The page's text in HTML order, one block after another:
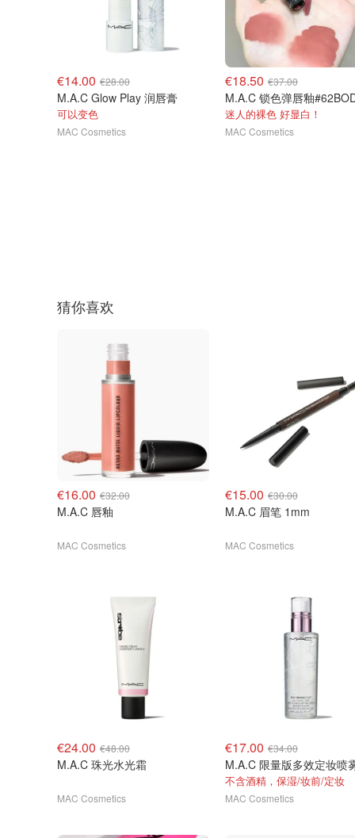
€14.00 €28.00
M.A.C Glow Play 润唇膏
可以变色
MAC Cosmetics
€18.50 €37.00
迷人的裸色 好显白！
MAC Cosmetics
猜你喜欢
€16.00 €32.00
M.A.C 唇釉
MAC Cosmetics
€15.00 €30.00
M.A.C 眉笔 1mm
MAC Cosmetics
€24.00 €48.00
M.A.C 珠光水光霜
MAC Cosmetics
€17.00 €34.00
M.A.C 限量版多效定妆喷
不含酒精，保湿/妆前/定妆
MAC Cosmetics